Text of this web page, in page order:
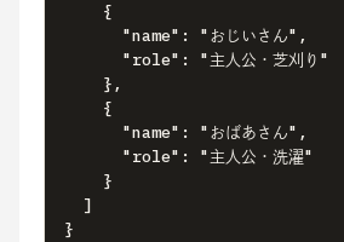
    {
      "name": "おじいさん",
      "role": "主人公・芝刈り"
    },
    {
      "name": "おばあさん",
      "role": "主人公・洗濯"
    }
  ]
}